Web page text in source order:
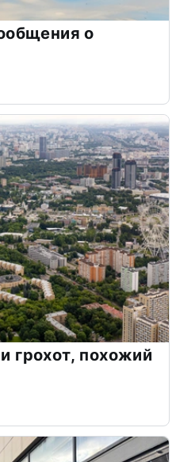
о
грохот, похожий